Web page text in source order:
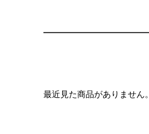
最近見た商品がありません。